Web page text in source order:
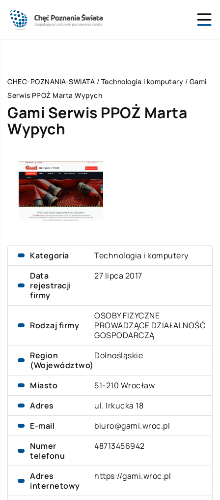
CHEC-POZNANIA-SWIATA / Technologia i komputery / Gami
Serwis PPOŻ Marta Wypych
Gami Serwis PPOŻ Marta
Wypych
Kategoria
Technologia i komputery
Data
rejestracji
firmy
27 lipca 2017
Rodzaj firmy
OSOBY FIZYCZNE
PROWADZĄCE DZIAŁALNOŚĆ
GOSPODARCZĄ
Region
(Województwo)
Dolnośląskie
Miasto
51-210 Wrocław
Adres
ul. Irkucka 18
E-mail
biuro@gami.wroc.pl
Numer
telefonu
48713456942
Adres
internetowy
https://gami.wroc.pl